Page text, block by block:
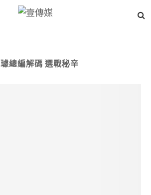
璩總編解碼 選戰秘辛